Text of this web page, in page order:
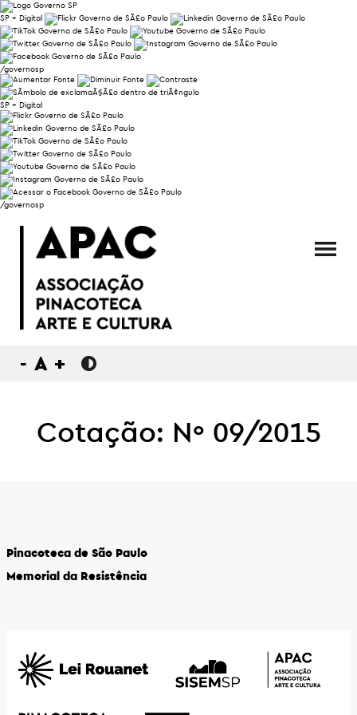
SP + Digital
/governosp
SP + Digital
/governosp
- A +
Cotação: Nº 09/2015
Pinacoteca de São Paulo
Memorial da Resistência